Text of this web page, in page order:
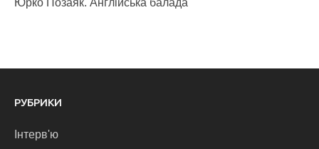
РУБРИКИ
Інтерв'ю